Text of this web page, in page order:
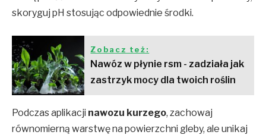
skoryguj pH stosując odpowiednie środki.
Zobacz też:
Nawóz w płynie rsm - zadziała jak
zastrzyk mocy dla twoich roślin
Podczas aplikacji nawozu kurzego, zachowaj
równomierną warstwę na powierzchni gleby, ale unikaj